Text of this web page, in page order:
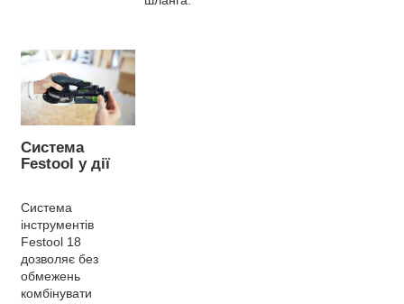
Система
Festool у дії
Система
інструментів
Festool 18
дозволяє без
обмежень
комбінувати